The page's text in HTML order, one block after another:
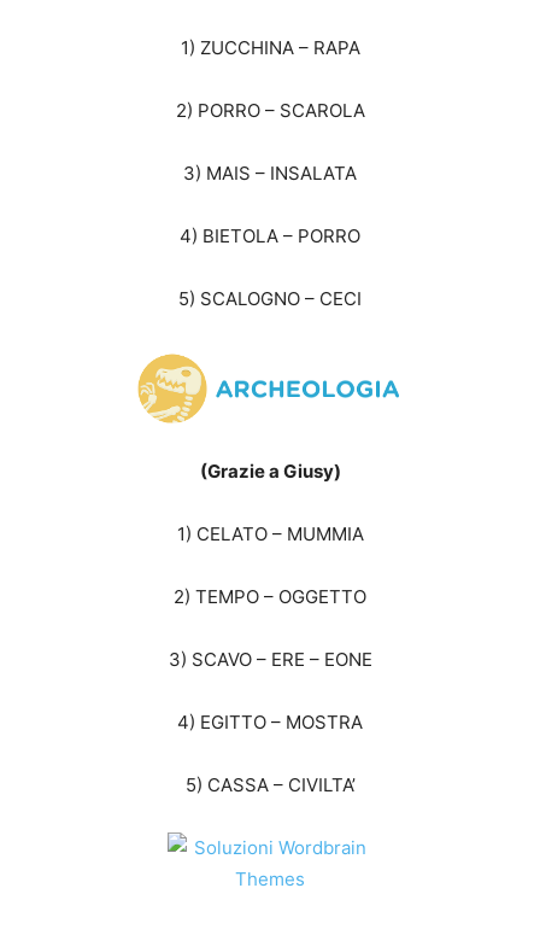
1) ZUCCHINA – RAPA
2) PORRO – SCAROLA
3) MAIS – INSALATA
4) BIETOLA – PORRO
5) SCALOGNO – CECI
(Grazie a Giusy)
1) CELATO – MUMMIA
2) TEMPO – OGGETTO
3) SCAVO – ERE – EONE
4) EGITTO – MOSTRA
5) CASSA – CIVILTA’